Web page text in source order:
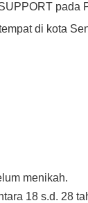
pada
di kota
menikah.
18 s.d. 28